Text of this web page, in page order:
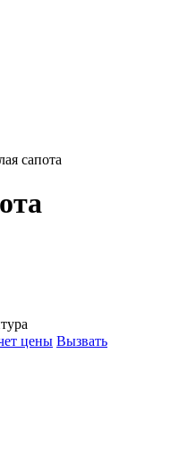
сапота
цены Вызвать